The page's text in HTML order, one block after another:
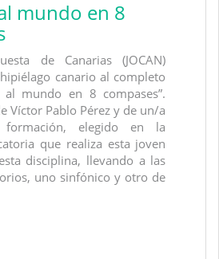
mundo en 8
de Canarias (JOCAN)
canario al completo
al mundo en 8 compases”.
Víctor Pablo Pérez y de un/a
elegido en la
que realiza esta joven
disciplina, llevando a las
uno sinfónico y otro de